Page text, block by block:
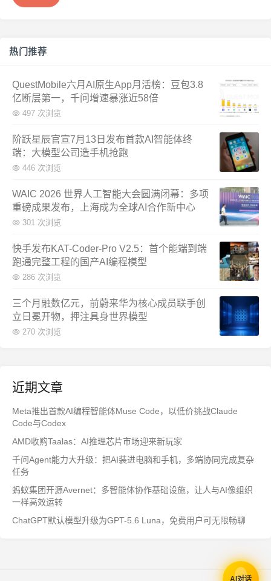
热门推荐
QuestMobile六月AI原生App月活榜：豆包3.8
亿断层第一，千问增速暴涨近58倍
497 次浏览
阶跃星辰官宣7月13日发布首款AI智能体终
端：大模型公司造手机抢跑
446 次浏览
WAIC 2026 世界人工智能大会圆满闭幕：多项
重磅成果发布，上海成为全球AI合作新中心
301 次浏览
快手发布KAT-Coder-Pro V2.5：首个能端到端
跑通完整工程的国产AI编程模型
286 次浏览
三个月融数亿元，前蔚来华为核心成员联手创
立日冕开物，押注具身世界模型
270 次浏览
近期文章
Meta推出首款AI编程智能体Muse Code，以低价挑战Claude
Code与Codex
AMD收购Taalas：AI推理芯片市场迎来新玩家
千问Agent能力大升级：把AI装进电脑和手机，多端协同完成复杂
任务
蚂蚁集团开源Avernet：多智能体协作基础设施，让人与AI像组织
一样高效运转
ChatGPT默认模型升级为GPT-5.6 Luna，免费用户可无限畅聊
AI对话